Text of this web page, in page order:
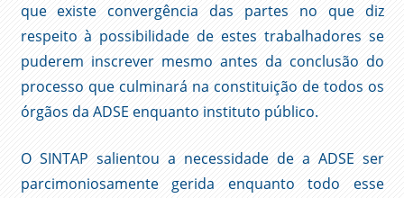
que existe convergência das partes no que diz
respeito à possibilidade de estes trabalhadores se
puderem inscrever mesmo antes da conclusão do
processo que culminará na constituição de todos os
órgãos da ADSE enquanto instituto público.
O SINTAP salientou a necessidade de a ADSE ser
parcimoniosamente gerida enquanto todo esse